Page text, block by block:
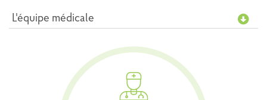
L'équipe médicale